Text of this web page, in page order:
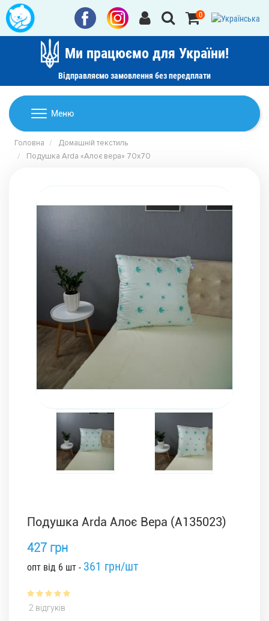
Ми працюємо для України!
Відправляємо замовлення без передплати
0
Меню
Домашній текстиль
Ковдри
Подушки
Пледи
Наматрацники
Комплекти з ковдр, подушок і постільної білизни
Дитячі товари
Товари для дому
Машинки для стрижки та гоління
Головна
Домашній текстиль
Подушка Arda «Алоє вера» 70х70
Подушка Arda Алоє Вера (A135023)
427 грн
опт від 6 шт - 361 грн/шт
2 відгуків